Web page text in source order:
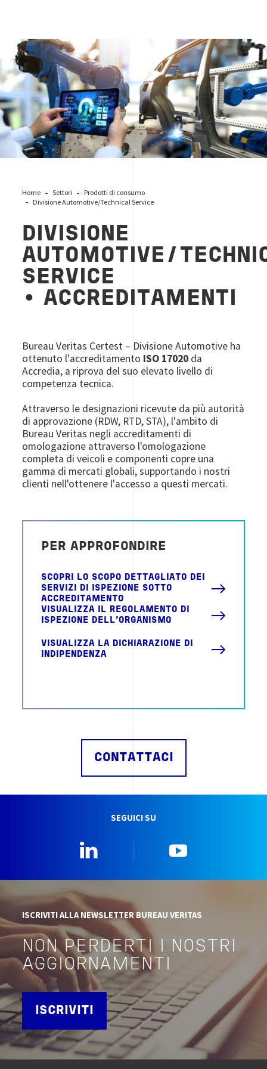
automotive-accreditation
Home Settori
Prodotti di consumo
Divisione Automotive/Technical Service
DIVISIONE
AUTOMOTIVE/
SERVICE
•ACCREDITAMENTI
Bureau Veritas Certest – Divisione Automotive ha
ottenuto l'accreditamento ISO 17020 da
Accredia, a riprova del suo elevato livello di
competenza tecnica.
Attraverso le designazioni ricevute da più autorità
di approvazione (RDW, RTD, STA), l'ambito di
Bureau Veritas negli accreditamenti di
omologazione attraverso l'omologazione
completa di veicoli e componenti copre una
gamma di mercati globali, supportando i nostri
clienti nell'ottenere l'accesso a questi mercati.
PER APPROFONDIRE
SCOPRI LO SCOPO DETTAGLIATO DEI
SERVIZI DI ISPEZIONE SOTTO
ACCREDITAMENTO
VISUALIZZA IL REGOLAMENTO DI
ISPEZIONE DELL'ORGANISMO
VISUALIZZA LA DICHIARAZIONE DI
INDIPENDENZA
CONTATTACI
SEGUICI SU
ISCRIVITI ALLA NEWSLETTER BUREAU VERITAS
NON PERDERTI I NOSTRI
AGGIORNAMENTI
ISCRIVITI